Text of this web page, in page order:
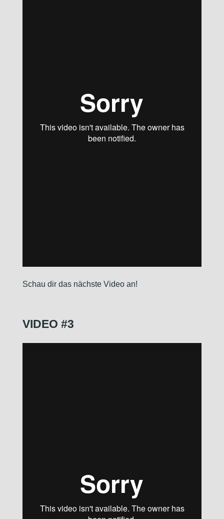
Schau dir das nächste Video an!
VIDEO #3